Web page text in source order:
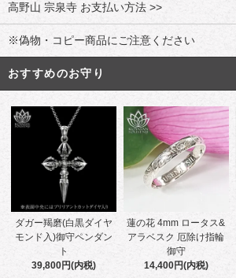
高野山 宗泉寺 お支払い方法 >>
※偽物・コピー商品にご注意ください
おすすめのお守り
ダガー羯磨(白黒ダイヤ
モンド入)御守ペンダン
ト
39,800円(内税)
蓮の花 4mm ロータス&
アラベスク 厄除け指輪
御守
14,400円(内税)